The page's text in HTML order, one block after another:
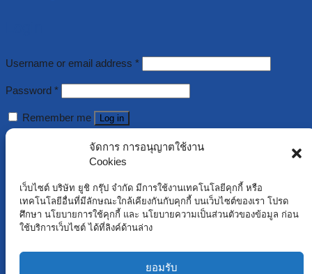
จัดการ การอนุญาตใช้งาน
Cookies
เว็บไซต์ บริษัท ยูชิ กรุ๊ป จำกัด มีการใช้งานเทคโนโลยีคุกกี้ หรือ
เทคโนโลยีอื่นที่มีลักษณะใกล้เคียงกันกับคุกกี้ บนเว็บไซต์ของเรา โปรด
ศึกษา นโยบายการใช้คุกกี้ และ นโยบายความเป็นส่วนตัวของข้อมูล ก่อน
ใช้บริการเว็บไซต์ ได้ที่ลิงค์ด้านล่าง
ยอมรับ
Username or email address *
Password *
Remember me Log in
Lost your password?
Register
Username*